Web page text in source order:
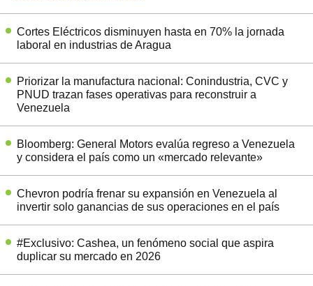
Cortes Eléctricos disminuyen hasta en 70% la jornada
laboral en industrias de Aragua
Priorizar la manufactura nacional: Conindustria, CVC y
PNUD trazan fases operativas para reconstruir a
Venezuela
Bloomberg: General Motors evalúa regreso a Venezuela
y considera el país como un «mercado relevante»
Chevron podría frenar su expansión en Venezuela al
invertir solo ganancias de sus operaciones en el país
#Exclusivo: Cashea, un fenómeno social que aspira
duplicar su mercado en 2026